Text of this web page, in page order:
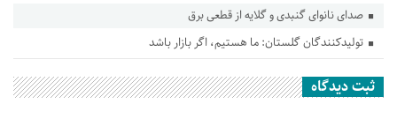
صدای نانوای گنبدی و گلایه از قطعی برق
تولیدکنندگان گلستان: ما هستیم، اگر بازار باشد
ثبت دیدگاه